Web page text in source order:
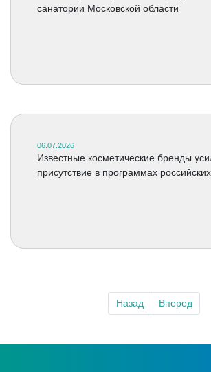
санатории Московской области
06.07.2026
Известные косметические бренды
присутствие в программах
Назад Вперед